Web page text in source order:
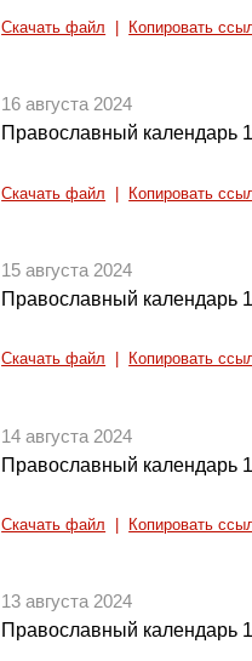
Скачать файл Копировать
16 августа 2024
Православный календарь
Скачать файл Копировать
15 августа 2024
Православный календарь
Скачать файл Копировать
14 августа 2024
Православный календарь
Скачать файл Копировать
13 августа 2024
Православный календарь